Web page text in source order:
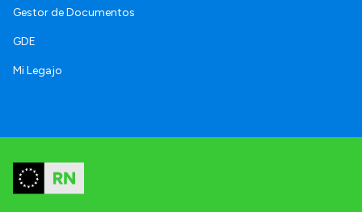
Gestor de Documentos
GDE
Mi Legajo